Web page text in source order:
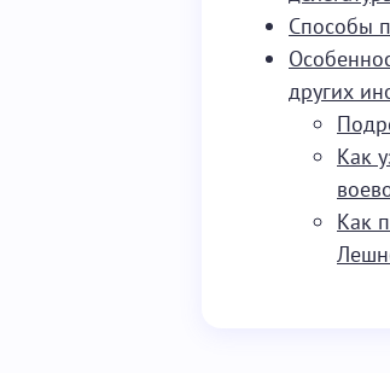
Способы
других
Как
Как